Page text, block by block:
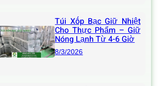
Túi Xốp Bạc Giữ Nhiệt
Cho Thực Phẩm – Giữ
Nóng Lạnh Từ 4-6 Giờ
8/3/2026